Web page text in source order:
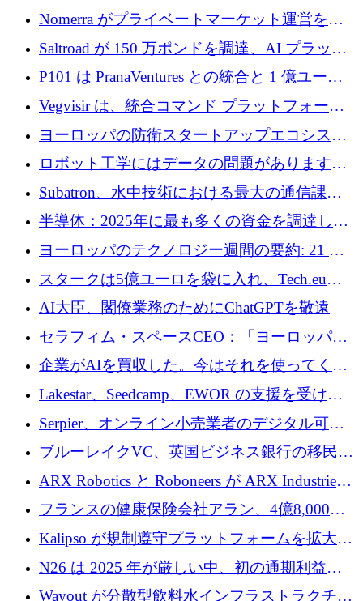
ドラウンドを終了
Nomerra がプライベートマーケット運営を自
動化するために 200 万ドルを調達
Saltroad が 150 万ポンドを調達、AI プラット
フォーム Ogma を買収して子ども向け言語療
P101 は PranaVentures との統合と 1 億ユーロ
のファンドによりシード投資に拡大
Vegvisir は、統合コマンド プラットフォーム
を通じて関連する無人システムを接続するた
めの資金を調達します
ヨーロッパの防衛スタートアップエコシステ
ムとなったハッカソン
ロボット工学にはデータの問題があります。
Macrodata Labs はそれを解決したいと考えて
Subatron、水中技術における最大の通信課題
の 1 つに取り組むために 16 万 2,000 ユーロを
半導体：2025年に最も多くの資金を調達した
10社
ヨーロッパのテクノロジー週間の要約: 21 億
ユーロの取引と Tech.eu Funding Explorer
スタークは5億ユーロを袋に入れ、Tech.eu
Funding Explorerの立ち上げ、そしてルクセン
ブルクの大きな野望
AI大臣、閣僚業務のためにChatGPTを敬遠
セラフィム・スペースCEO：「ヨーロッパは
追いつきつつある」
企業がAIを買収した。今はそれを使ってくれ
る人々が必要です
Lakestar、Seedcamp、EWOR の支援を受け、
SE3 が自律システム用の空間 AI プラットフォ
ームを発表
Serpier、オンライン小売業者のデジタル可視
性向上を支援するために 140 万ユーロを調達
ブルーレイクVC、英国ビジネス銀行の移民主
導スタートアップ支援で初のファンド獲得に
ARX Robotics と Roboneers が ARX Industries
を設立し、無人地上車両の生産を拡大
フランスの健康保険会社アラン、4億8,000万
ユーロの資金調達ラウンドで合意
Kalipso が規制遵守プラットフォームを拡大す
るために 320 万ドルを調達
N26 は 2025 年が厳しい中、初の通期利益を
達成
Wayout が分散型飲料水インフラストラクチャ